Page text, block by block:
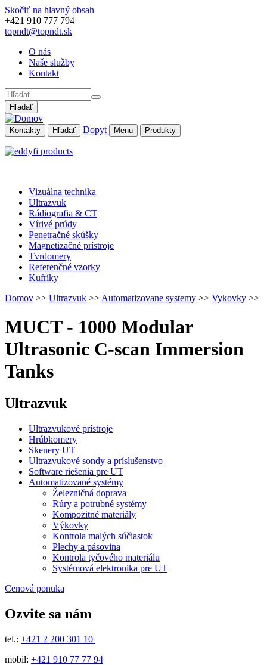
Skočiť na hlavný obsah
+421 910 777 794
topndt@topndt.sk
O nás
Naše služby
Kontakt
Hľadať
Kontakty Hľadať Dopyt Menu Produkty
Vizuálna technika
Ultrazvuk
Rádiografia & CT
Vírivé prúdy
Penetračné skúšky
Magnetizačné prístroje
Tvrdomery
Referenčné vzorky
Kufríky
Domov >> Ultrazvuk >> Automatizovane systemy >> Vykovky >>
MUCT - 1000 Modular
Ultrasonic C-scan Immersion
Tanks
Ultrazvuk
Ultrazvukové prístroje
Hrúbkomery
Skenery UT
Ultrazvukové sondy a príslušenstvo
Software riešenia pre UT
Automatizované systémy
Železničná doprava
Rúry a potrubné systémy
Kompozitné materiály
Výkovky
Kontrola malých súčiastok
Plechy a pásovina
Kontrola tyčového materiálu
Systémová elektronika pre UT
Cenová ponuka
Ozvite sa nám
tel.: +421 2 200 301 10
mobil: +421 910 77 77 94